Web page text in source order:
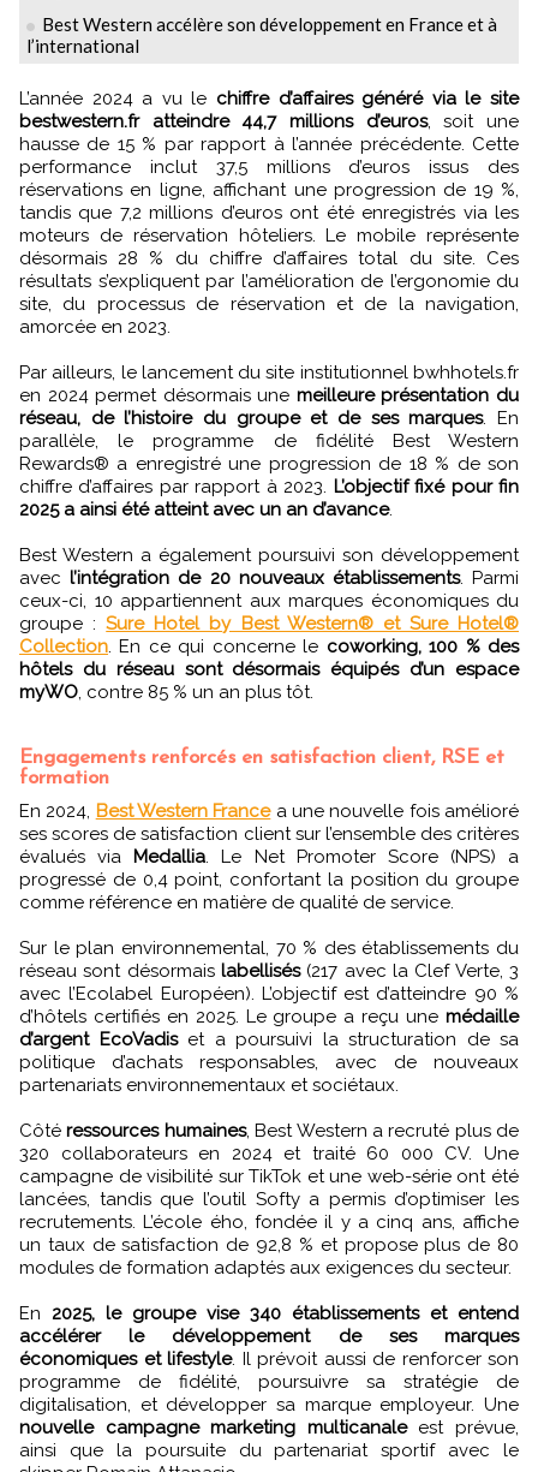
Best Western accélère son développement en France et à
l’international
L’année 2024 a vu le chiffre d’affaires généré via le site
bestwestern.fr atteindre 44,7 millions d’euros, soit une
hausse de 15 % par rapport à l’année précédente. Cette
performance inclut 37,5 millions d’euros issus des
réservations en ligne, affichant une progression de 19 %,
tandis que 7,2 millions d’euros ont été enregistrés via les
moteurs de réservation hôteliers. Le mobile représente
désormais 28 % du chiffre d’affaires total du site. Ces
résultats s’expliquent par l’amélioration de l’ergonomie du
site, du processus de réservation et de la navigation,
amorcée en 2023.
Par ailleurs, le lancement du site institutionnel bwhhotels.fr
en 2024 permet désormais une meilleure présentation du
réseau, de l’histoire du groupe et de ses marques. En
parallèle, le programme de fidélité Best Western
Rewards® a enregistré une progression de 18 % de son
chiffre d’affaires par rapport à 2023. L’objectif fixé pour fin
2025 a ainsi été atteint avec un an d’avance.
Best Western a également poursuivi son développement
avecl’intégration de 20 nouveaux établissements. Parmi
ceux-ci, 10 appartiennent aux marques économiques du
groupe :Sure Hotel by Best Western® et Sure Hotel®
Collection. En ce qui concerne le coworking, 100 % des
hôtels du réseau sont désormais équipés d’un espace
myWO, contre 85 % un an plus tôt.
Engagements renforcés en satisfaction client, RSE et
formation
En 2024, Best Western Francea une nouvelle fois amélioré
ses scores de satisfaction client sur l’ensemble des critères
évalués via Medallia. Le Net Promoter Score (NPS) a
progressé de 0,4 point, confortant la position du groupe
comme référence en matière de qualité de service.
Sur le plan environnemental, 70 % des établissements du
réseau sont désormais labellisés(217 avec la Clef Verte, 3
avec l’Ecolabel Européen). L’objectif est d’atteindre 90 %
d’hôtels certifiés en 2025. Le groupe a reçu une médaille
d’argent EcoVadiset a poursuivi la structuration de sa
politique d’achats responsables, avec de nouveaux
partenariats environnementaux et sociétaux.
Côtéressources humaines, Best Western a recruté plus de
320 collaborateurs en 2024 et traité 60 000 CV. Une
campagne de visibilité sur TikTok et une web-série ont été
lancées, tandis que l’outil Softy a permis d’optimiser les
recrutements. L’école ého, fondée il y a cinq ans, affiche
un taux de satisfaction de 92,8 % et propose plus de 80
modules de formation adaptés aux exigences du secteur.
En 2025, le groupe vise 340 établissements et entend
accélérer le développement de ses marques
économiques et lifestyle. Il prévoit aussi de renforcer son
programme de fidélité, poursuivre sa stratégie de
digitalisation, et développer sa marque employeur. Une
nouvelle campagne marketing multicanaleest prévue,
ainsi que la poursuite du partenariat sportif avec le